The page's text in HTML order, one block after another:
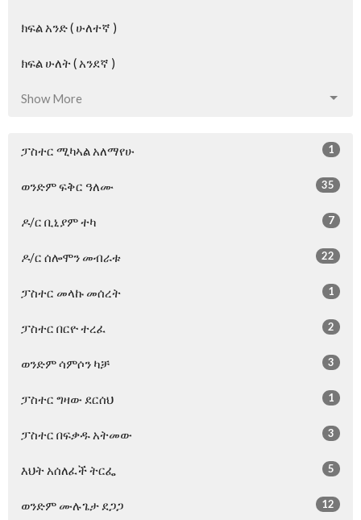
ክፍል አንድ ( ሁለተኛ )
ክፍል ሁለት ( አንደኛ )
Show More
ፓስተር ሚካኣል አለማየሁ 1
ወንድም ፍቅር ዓለሙ 35
ዶ/ር ቢኒያም ተካ 7
ዶ/ር ሰሎሞን መብራቱ 22
ፓስተር መላኩ መሰረት 1
ፓስተር በርዮ ተረፈ 2
ወንድም ሳምሶን ካቻ 3
ፓስተር ግዛው ደርሰህ 1
ፓስተር በፍቃዱ አትመው 3
እህት አሰለፈች ትርፌ 5
ወንድም ሙሉጌታ ደጋጋ 12